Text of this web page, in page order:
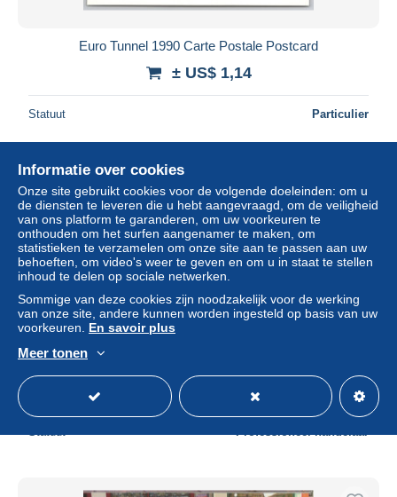
Euro Tunnel 1990 Carte Postale Postcard
± US$ 1,14
Statuut Particulier
N°48551 W -cpa Sarreguemines -le pont frontière-
± US$ 1,04
Informatie over cookies
Onze site gebruikt cookies voor de volgende doeleinden: om u
de diensten te leveren die u hebt aangevraagd, om de veiligheid
van ons platform te garanderen, om uw voorkeuren te
onthouden om het surfen aangenamer te maken, om
statistieken te verzamelen om onze site aan te passen aan uw
behoeften, om video's weer te geven en om u in staat te stellen
inhoud te delen op sociale netwerken.
Sommige van deze cookies zijn noodzakelijk voor de werking
van onze site, andere kunnen worden ingesteld op basis van uw
voorkeuren. En savoir plus
Meer tonen